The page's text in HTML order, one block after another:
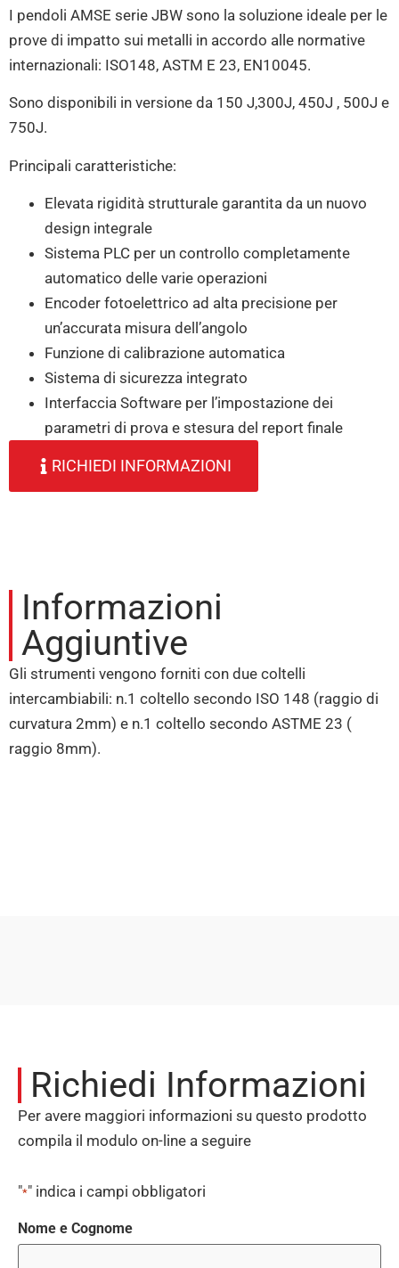
I pendoli AMSE serie JBW sono la soluzione ideale per le
prove di impatto sui metalli in accordo alle normative
internazionali: ISO148, ASTM E 23, EN10045.
Sono disponibili in versione da 150 J,300J, 450J , 500J e
750J.
Principali caratteristiche:
Elevata rigidità strutturale garantita da un nuovo
design integrale
Sistema PLC per un controllo completamente
automatico delle varie operazioni
Encoder fotoelettrico ad alta precisione per
un’accurata misura dell’angolo
Funzione di calibrazione automatica
Sistema di sicurezza integrato
Interfaccia Software per l’impostazione dei
parametri di prova e stesura del report finale
RICHIEDI INFORMAZIONI
Informazioni
Aggiuntive
Gli strumenti vengono forniti con due coltelli
intercambiabili: n.1 coltello secondo ISO 148 (raggio di
curvatura 2mm) e n.1 coltello secondo ASTME 23 (
raggio 8mm).
Richiedi Informazioni
Per avere maggiori informazioni su questo prodotto
compila il modulo on-line a seguire
"*" indica i campi obbligatori
Nome e Cognome